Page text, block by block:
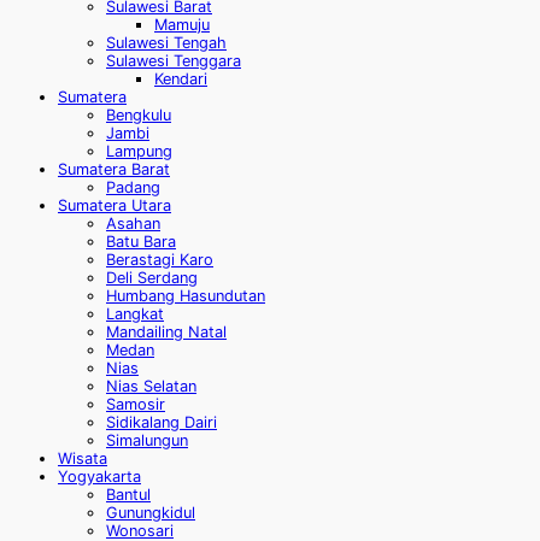
Sulawesi Barat
Mamuju
Sulawesi Tengah
Sulawesi Tenggara
Kendari
Sumatera
Bengkulu
Jambi
Lampung
Sumatera Barat
Padang
Sumatera Utara
Asahan
Batu Bara
Berastagi Karo
Deli Serdang
Humbang Hasundutan
Langkat
Mandailing Natal
Medan
Nias
Nias Selatan
Samosir
Sidikalang Dairi
Simalungun
Wisata
Yogyakarta
Bantul
Gunungkidul
Wonosari